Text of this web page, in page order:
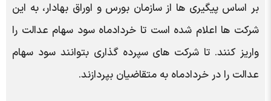
بر اساس پیگیری ها از سازمان بورس و اوراق بهادار، به این
شرکت ها اعلام شده است تا خردادماه سود سهام عدالت را
واریز کنند. تا شرکت های سپرده گذاری بتوانند سود سهام
عدالت را در خردادماه به متقاضیان بپردازند.